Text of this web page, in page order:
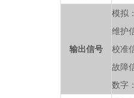
输出信号
模拟
维护
校准
故障
数字